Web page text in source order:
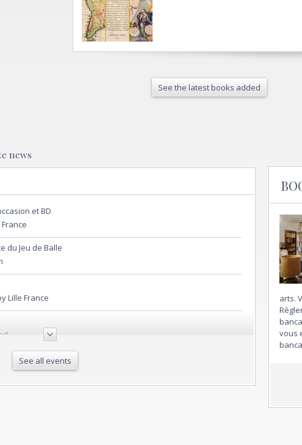
See the latest books added
news
et BD
du Jeu de Balle
Lille France
du Jeu de Balle
See all events
arts.
vous